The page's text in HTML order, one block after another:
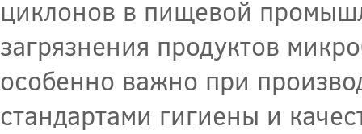
циклонов в пищевой
загрязнения продуктов
особенно важно при
стандартами гигиены и